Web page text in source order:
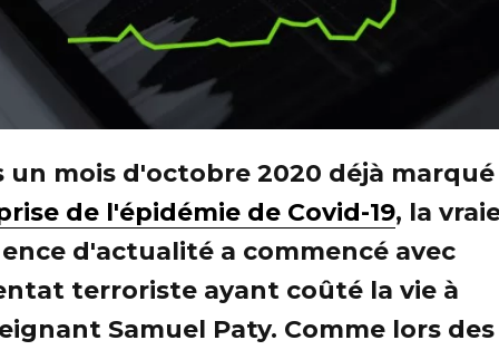
un mois d'octobre 2020 déjà
de l'épidémie de Covid-19, la
d'actualité a commencé avec
terroriste ayant coûté la vie à
Samuel Paty. Comme lors des